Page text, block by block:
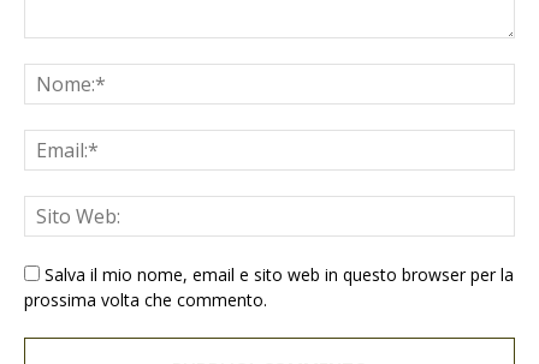
Salva il mio nome, email e sito web in questo browser per la
prossima volta che commento.